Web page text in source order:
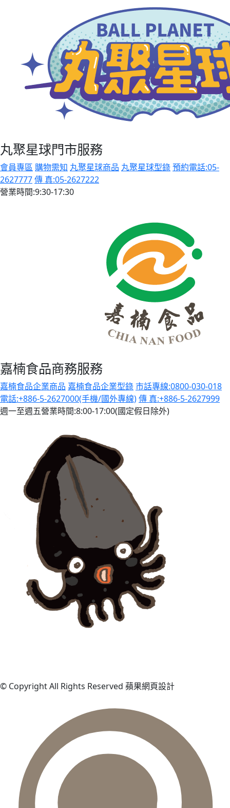
丸聚星球門市服務
會員專區 購物需知 丸聚星球商品 丸聚星球型錄預約電話:05-
2627777傳 真:05-2627222
營業時間:9:30-17:30
嘉楠食品商務服務
嘉楠食品企業商品 嘉楠食品企業型錄市話專線:0800-030-018
電話:+886-5-2627000(手機/國外專線)傳 真:+886-5-2627999
週一至週五營業時間:8:00-17:00(國定假日除外)
© Copyright All Rights Reserved 蘋果網頁設計